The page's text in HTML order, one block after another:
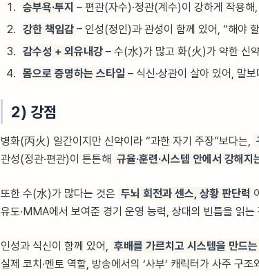
승부욕·투지 – 편관(자수)·정관(계수)이 강하게 작용
강한 책임감 – 인성(정인)과 관성이 함께 있어, “해야
감수성 + 외유내강 – 수(水)가 많고 화(火)가 약한 신
몸으로 증명하는 스타일 – 식신·상관이 살아 있어, 말
2) 강점
병화(丙火) 일간이지만 신약이라 “과한 자기 주장”보다는,
관성(정관·편관)이 튼튼해 규율·훈련·시스템 안에서 강해지
또한 수(水)가 많다는 것은 두뇌 회전과 센스, 상황 판단력
유도·MMA에서 보여준 경기 운영 능력, 상대의 빈틈을 읽
인성과 식신이 함께 있어, 후배를 가르치고 시스템을 만드
실제 코치·멘토 역할, 방송에서의 ‘사부’ 캐릭터가 사주 구